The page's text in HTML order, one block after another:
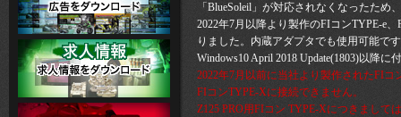
「BlueSoleil」が対応されなくなったた
2022年7月以降より製作のFIコンTYPE-e
りました。内蔵アダプタでも使用可能で
Windows10 April 2018 Update(1803)以降
2022年7月以前に当社より製作されたFIコ
FIコンTYPE-Xに接続できません。
Z125 PRO用FIコン TYPE-Xにつきまして